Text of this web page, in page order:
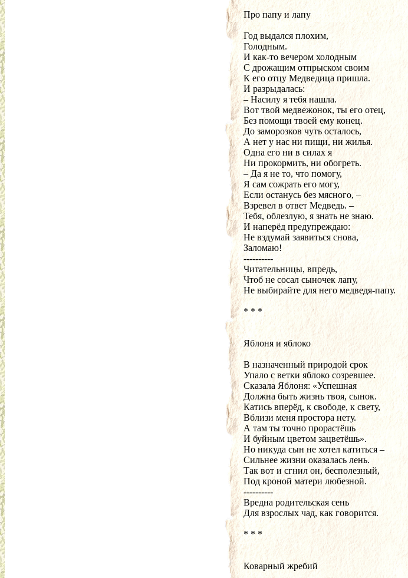
Про папу и лапу
Год выдался плохим,
Голодным.
И как-то вечером холодным
С дрожащим отпрыском своим
К его отцу Медведица пришла.
И разрыдалась:
– Насилу я тебя нашла.
Вот твой медвежонок, ты его отец,
Без помощи твоей ему конец.
До заморозков чуть осталось,
А нет у нас ни пищи, ни жилья.
Одна его ни в силах я
Ни прокормить, ни обогреть.
– Да я не то, что помогу,
Я сам сожрать его могу,
Если останусь без мясного, –
Взревел в ответ Медведь. –
Тебя, облезлую, я знать не знаю.
И наперёд предупреждаю:
Не вздумай заявиться снова,
Заломаю!
----------
Читательницы, впредь,
Чтоб не сосал сыночек лапу,
Не выбирайте для него медведя-папу.
* * *
Яблоня и яблоко
В назначенный природой срок
Упало с ветки яблоко созревшее.
Сказала Яблоня: «Успешная
Должна быть жизнь твоя, сынок.
Катись вперёд, к свободе, к свету,
Вблизи меня простора нету.
А там ты точно прорастёшь
И буйным цветом зацветёшь».
Но никуда сын не хотел катиться –
Сильнее жизни оказалась лень.
Так вот и сгнил он, бесполезный,
Под кроной матери любезной.
----------
Вредна родительская сень
Для взрослых чад, как говорится.
* * *
Коварный жребий